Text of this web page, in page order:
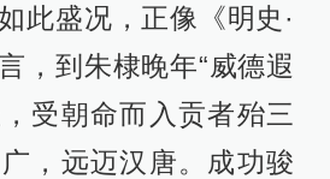
此盛况，正像《明史·
，到朱棣晚年“威德遐
受朝命而入贡者殆三
，远迈汉唐。成功骏